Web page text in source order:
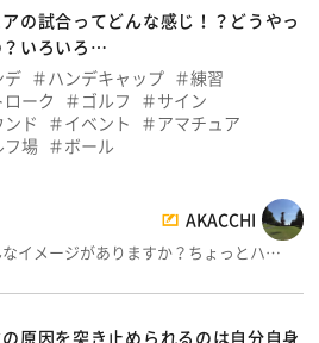
の試合ってどんな感じ！？どうやっ
？いろいろ…
デ
ハンデキャップ
練習
ローク
ゴルフ
サイン
ンド
イベント
アマチュア
フ場
ボール
AKACCHI
イメージがありますか？ちょっとハ…
原因を突き止められるのは自分自身